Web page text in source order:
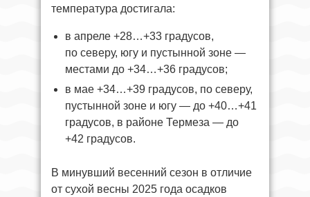
температура достигала:
в апреле +28…+33 градусов,
по северу, югу и пустынной зоне —
местами до +34…+36 градусов;
в мае +34…+39 градусов, по северу,
пустынной зоне и югу — до +40…+41
градусов, в районе Термеза — до
+42 градусов.
В минувший весенний сезон в отличие
от сухой весны 2025 года осадков